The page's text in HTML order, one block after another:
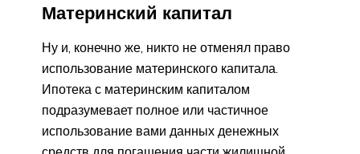
Материнский капитал
Ну и, конечно же, никто не отменял право
использование материнского капитала.
Ипотека с материнским капиталом
подразумевает полное или частичное
использование вами данных денежных